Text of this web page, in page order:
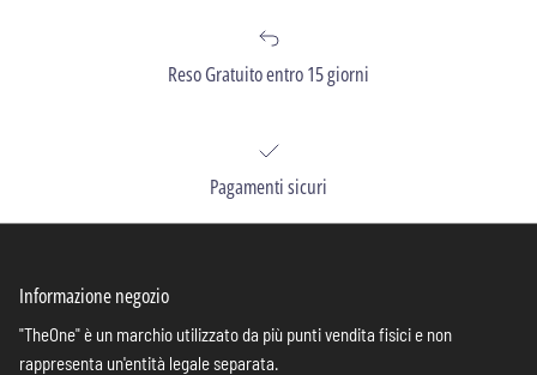
Reso Gratuito entro 15 giorni
Pagamenti sicuri
Informazione negozio
"TheOne" è un marchio utilizzato da più punti vendita fisici e non
rappresenta un'entità legale separata.